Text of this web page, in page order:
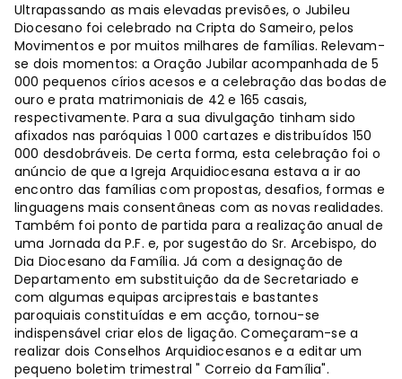
Ultrapassando as mais elevadas previsões, o Jubileu
Diocesano foi celebrado na Cripta do Sameiro, pelos
Movimentos e por muitos milhares de famílias. Relevam-
se dois momentos: a Oração Jubilar acompanhada de 5
000 pequenos círios acesos e a celebração das bodas de
ouro e prata matrimoniais de 42 e 165 casais,
respectivamente. Para a sua divulgação tinham sido
afixados nas paróquias 1 000 cartazes e distribuídos 150
000 desdobráveis. De certa forma, esta celebração foi o
anúncio de que a Igreja Arquidiocesana estava a ir ao
encontro das famílias com propostas, desafios, formas e
linguagens mais consentâneas com as novas realidades.
Também foi ponto de partida para a realização anual de
uma Jornada da P.F. e, por sugestão do Sr. Arcebispo, do
Dia Diocesano da Família. Já com a designação de
Departamento em substituição da de Secretariado e
com algumas equipas arciprestais e bastantes
paroquiais constituídas e em acção, tornou-se
indispensável criar elos de ligação. Começaram-se a
realizar dois Conselhos Arquidiocesanos e a editar um
pequeno boletim trimestral " Correio da Família".